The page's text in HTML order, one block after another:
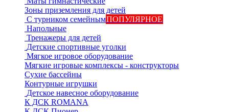
Зоны приземления для детей
С турником семейнымПОПУЛЯРНОЕ
Напольные
Тренажеры для детей
Детские спортивные уголки
Мягкое игровое оборудование
Мягкие игровые комплексы - конструкторы
Сухие бассейны
Контурные игрушки
Детское навесное оборудование
К ДСК ROMANA